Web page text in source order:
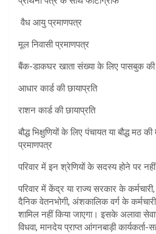
वैध आयु प्रमाणपत्र
मूल निवासी प्रमाणपत्र
बैंक-डाकघर खाता संख्या के लिए पासबुक की
आधार कार्ड की छायाप्रति
राशन कार्ड की छायाप्रति
बौद्ध भिक्षुणियों के लिए पंचायत या बौद्ध मठ की
प्रमाणपत्र
परिवार में इन श्रेणियों के सदस्य होने पर
परिवार में केंद्र या राज्य सरकार के
दैनिक वेतनभोगी, अंशकालिक वर्ग के
शामिल नहीं किया जाएगा। इसके अलावा
विधवा, मानदेय प्राप्त आंगनबाड़ी